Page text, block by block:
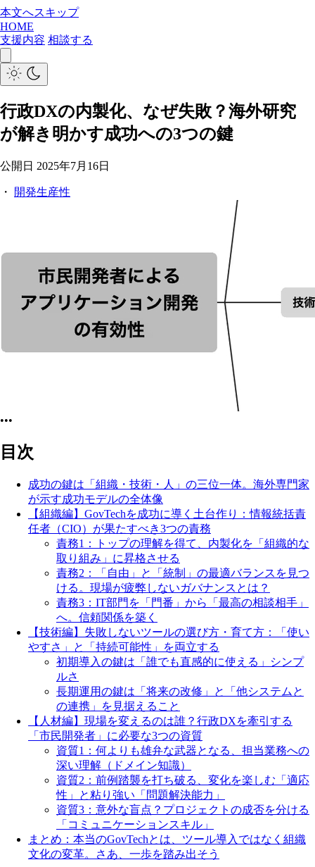
本文へスキップ
HOME
支援内容 相談する
行政DXの内製化、なぜ失敗？海外研究
が解き明かす成功への3つの鍵
公開日 2025年7月16日
・ 開発生産性
•••
目次
成功の鍵は「組織・技術・人」の三位一体。海外専門家
が示す成功モデルの全体像
【組織編】GovTechを成功に導く土台作り：情報統括責
任者（CIO）が果たすべき3つの責務
責務1：トップの理解を得て、内製化を「組織的な
取り組み」に昇格させる
責務2：「自由」と「統制」の最適バランスを見つ
ける。現場が疲弊しないガバナンスとは？
責務3：IT部門を「門番」から「最高の相談相手」
へ。信頼関係を築く
【技術編】失敗しないツールの選び方・育て方：「使い
やすさ」と「持続可能性」を両立する
初期導入の鍵は「誰でも直感的に使える」シンプ
ルさ
長期運用の鍵は「将来の改修」と「他システムと
の連携」を見据えること
【人材編】現場を変えるのは誰？行政DXを牽引する
「市民開発者」に必要な3つの資質
資質1：何よりも雄弁な武器となる、担当業務への
深い理解（ドメイン知識）
資質2：前例踏襲を打ち破る、変化を楽しむ「適応
性」と粘り強い「問題解決能力」
資質3：意外な盲点？プロジェクトの成否を分ける
「コミュニケーションスキル」
まとめ：本当のGovTechとは、ツール導入ではなく組織
文化の変革。さあ、一歩を踏み出そう